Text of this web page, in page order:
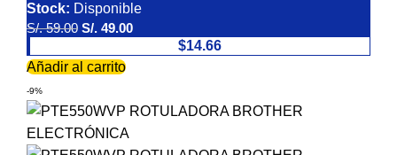
Stock: Disponible
S/.59.00 S/. 49.00
$14.66
Añadir al carrito
-9%